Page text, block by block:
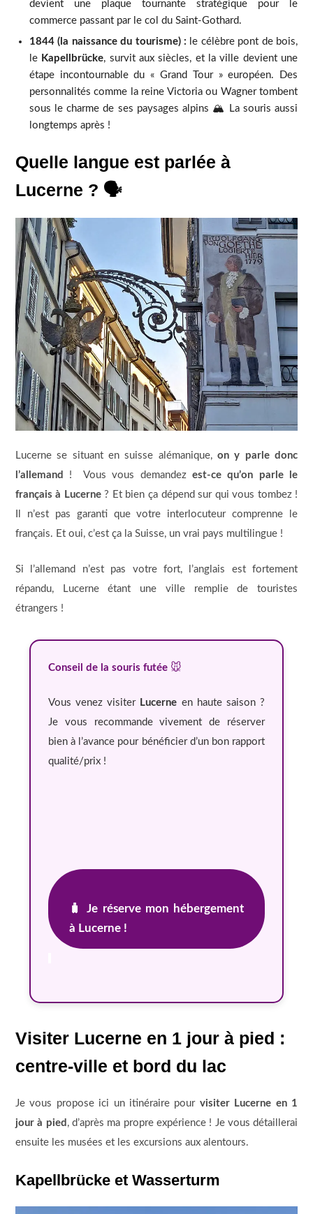
devient une plaque tournante stratégique pour le
commerce passant par le col du Saint-Gothard.
1844 (la naissance du tourisme) : le célèbre pont de bois,
le Kapellbrücke, survit aux siècles, et la ville devient une
étape incontournable du « Grand Tour » européen. Des
personnalités comme la reine Victoria ou Wagner tombent
sous le charme de ses paysages alpins 🏔️ La souris aussi
longtemps après !
Quelle langue est parlée à
Lucerne ? 🗣️
Lucerne se situant en suisse alémanique,on y parle donc
l’allemand
! Vous vous demandezest-ce qu’on parle le
français à Lucerne? Et bien ça dépend sur qui vous tombez !
Il n’est pas garanti que votre interlocuteur comprenne le
français. Et oui, c’est ça la Suisse, un vrai pays multilingue !
Si l’allemand n’est pas votre fort, l’anglais est fortement
répandu, Lucerne étant une ville remplie de touristes
étrangers !
Conseil de la souris futée 🐭
Vous venez visiter Lucerne en haute saison ?
Je vous recommande vivement de réserver
bien à l’avance pour bénéficier d’un bon rapport
qualité/prix !
🧳 Je réserve mon hébergement
à Lucerne !
Visiter Lucerne en 1 jour à pied :
centre-ville et bord du lac
Je vous propose ici un itinéraire pour visiter Lucerne en 1
jour à pied , d’après ma propre expérience ! Je vous détaillerai
ensuite les musées et les excursions aux alentours.
Kapellbrücke et Wasserturm